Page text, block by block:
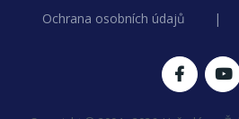
Ochrana osobních údajů |